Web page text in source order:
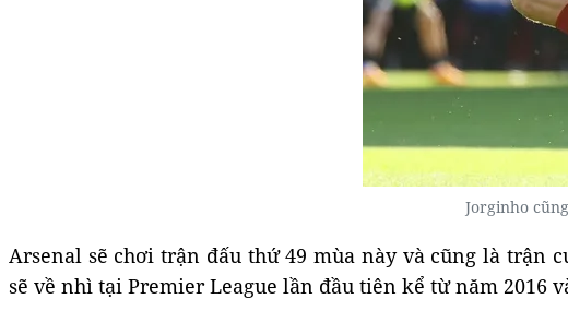
Jorginho
Arsenal sẽ chơi trận đấu thứ 49 mùa này và cũng là trận
sẽ về nhì tại Premier League lần đầu tiên kể từ năm 2016